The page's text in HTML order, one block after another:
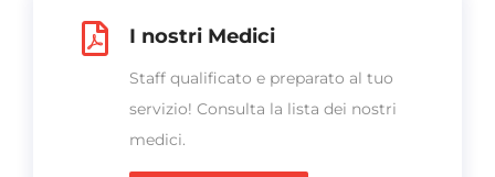
I nostri Medici
Staff qualificato e preparato al tuo
servizio! Consulta la lista dei nostri
medici.